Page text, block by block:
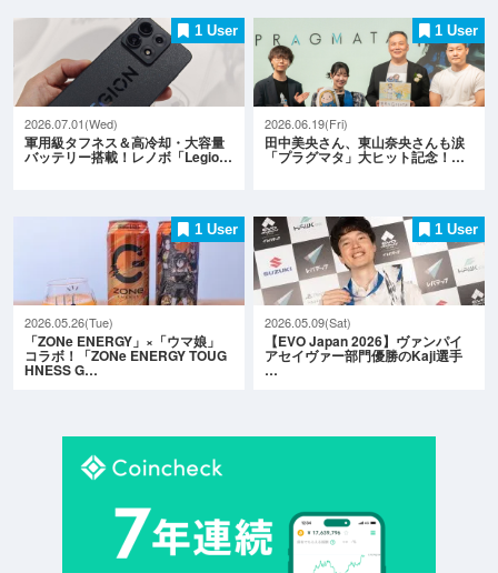
1 User
2026.07.01(Wed)
軍用級タフネス＆高冷却・大容量
バッテリー搭載！レノボ「Legio…
1 User
2026.06.19(Fri)
田中美央さん、東山奈央さんも涙
「プラグマタ」大ヒット記念！…
1 User
2026.05.26(Tue)
「ZONe ENERGY」×「ウマ娘」
コラボ！「ZONe ENERGY TOUG
HNESS G…
1 User
2026.05.09(Sat)
【EVO Japan 2026】ヴァンパイ
アセイヴァー部門優勝のKaji選手
…